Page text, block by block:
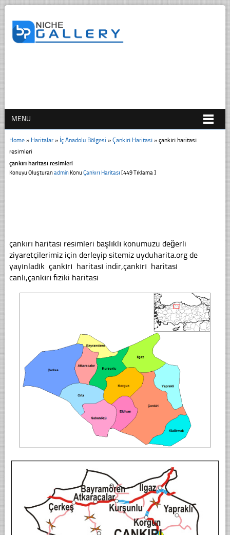
MENU
Home» Haritalar» İç Anadolu Bölgesi » Çankırı Haritası» çankırı haritası
resimleri
çankırı haritası resimleri
Konuyu OluşturanadminKonu Çankırı Haritası [449 Tıklama ]
çankırı haritası resimleri başlıklı konumuzu değerli
ziyaretçilerimiz için derleyip sitemiz uyduharita.org de
yayınladık çankırı haritası indir,çankırı haritası
canlı,çankırı fiziki haritası